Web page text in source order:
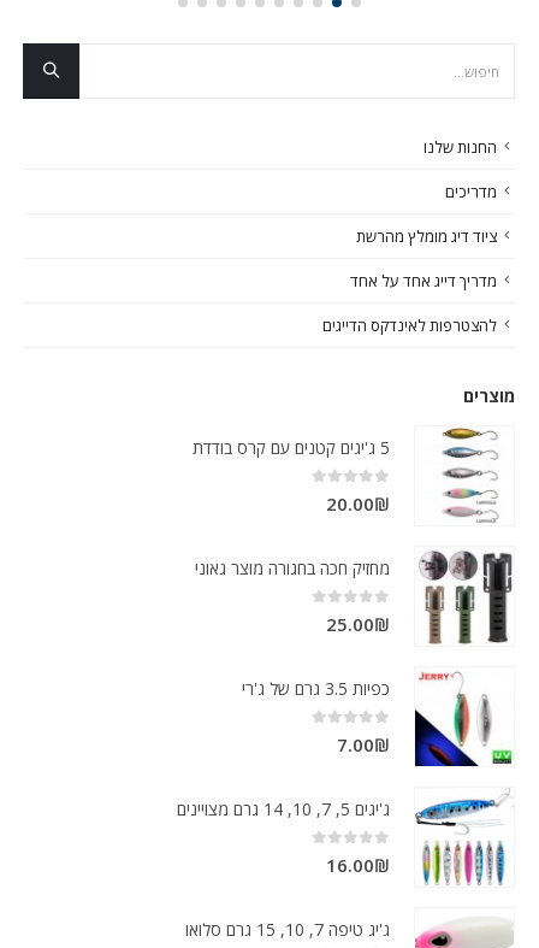
החנות שלנו
מדריכים
ציוד דיג מומלץ מהרשת
מדריך דייג אחד על אחד
להצטרפות לאינדקס הדייגים
מוצרים
5 ג'יגים קטנים עם קרס בודדת
0
out of 5
20.00₪
מחזיק חכה בחגורה מוצר גאוני
0
out of 5
25.00₪
כפיות 3.5 גרם של ג'רי
0
out of 5
7.00₪
ג'יגים 5, 7, 10, 14 גרם מצויינים
0
out of 5
16.00₪
ג'יג טיפה 7, 10, 15 גרם סלואו